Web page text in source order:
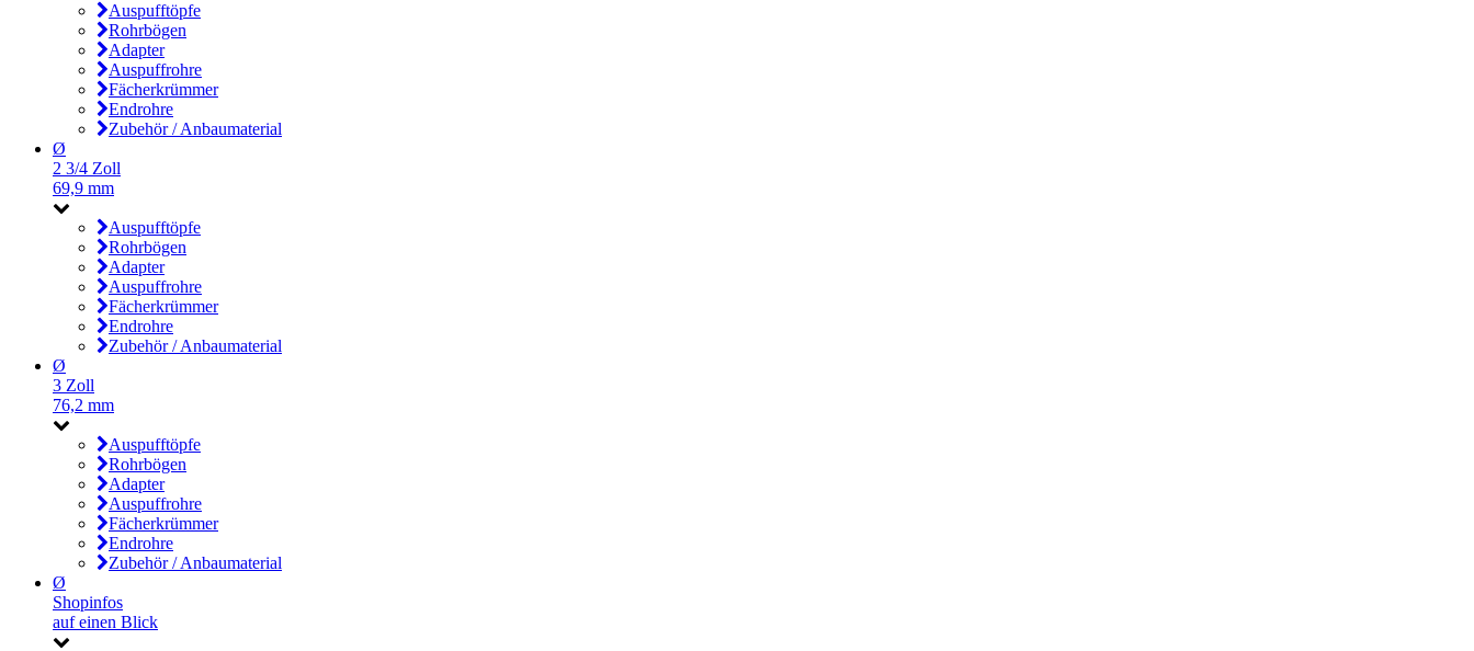
Auspufftöpfe
Rohrbögen
Adapter
Auspuffrohre
Fächerkrümmer
Endrohre
Zubehör / Anbaumaterial
Ø
2 3/4 Zoll
69,9 mm
Auspufftöpfe
Rohrbögen
Adapter
Auspuffrohre
Fächerkrümmer
Endrohre
Zubehör / Anbaumaterial
Ø
3 Zoll
76,2 mm
Auspufftöpfe
Rohrbögen
Adapter
Auspuffrohre
Fächerkrümmer
Endrohre
Zubehör / Anbaumaterial
Ø
Shopinfos
auf einen Blick